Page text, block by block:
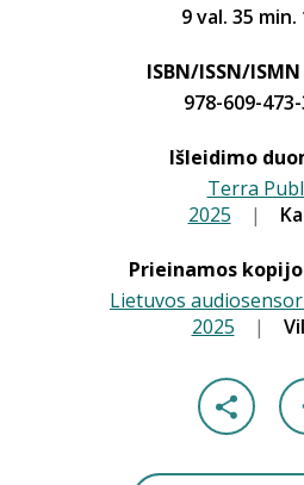
9 val. 35 min.
ISBN/ISSN/
978-609-
Išleidimo
Terra
2025 |
Prieinamos
Lietuvos
2025 |